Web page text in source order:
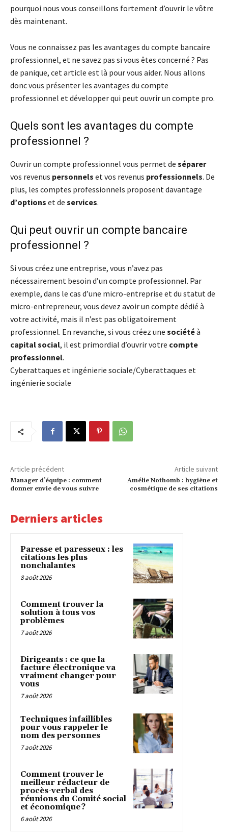
pourquoi nous vous conseillons fortement d’ouvrir le vôtre
dès maintenant.
Vous ne connaissez pas les avantages du compte bancaire
professionnel, et ne savez pas si vous êtes concerné ? Pas
de panique, cet article est là pour vous aider. Nous allons
donc vous présenter les avantages du compte
professionnel et développer qui peut ouvrir un compte pro.
Quels sont les avantages du compte
professionnel ?
Ouvrir un compte professionnel vous permet de séparer
vos revenus personnels et vos revenus professionnels. De
plus, les comptes professionnels proposent davantage
d’options et de services.
Qui peut ouvrir un compte bancaire
professionnel ?
Si vous créez une entreprise, vous n’avez pas
nécessairement besoin d’un compte professionnel. Par
exemple, dans le cas d’une micro-entreprise et du statut de
micro-entrepreneur, vous devez avoir un compte dédié à
votre activité, mais il n’est pas obligatoirement
professionnel. En revanche, si vous créez une sociétéà
capitalsocial, il est primordial d’ouvrir votre compte
professionnel.
Cyberattaques et ingénierie sociale/Cyberattaques et
ingénierie sociale
Article précédent
Manager d’équipe : comment
donner envie de vous suivre
Article suivant
Amélie Nothomb : hygiène et
cosmétique de ses citations
Derniers articles
Paresse et paresseux : les
citations les plus
nonchalantes
8 août 2026
Comment trouver la
solution à tous vos
problèmes
7 août 2026
Dirigeants : ce que la
facture électronique va
vraiment changer pour
vous
7 août 2026
Techniques infaillibles
pour vous rappeler le
nom des personnes
7 août 2026
Comment trouver le
meilleur rédacteur de
procès-verbal des
réunions du Comité social
et économique ?
6 août 2026